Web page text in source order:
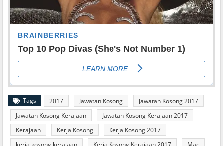
Tags 2017 Jawatan Kosong
Jawatan Kosong 2017
Jawatan Kosong Kerajaan
Jawatan Kosong Kerajaan 2017
Kerajaan
Kerja Kosong
Kerja Kosong 2017